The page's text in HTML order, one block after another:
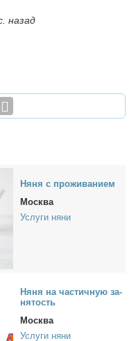
назад
Ня­ня с про­жи­ва­ни­ем
Москва
Услуги няни
Ня­ня на ча­стич­ную за­
ня­тость
Москва
Услуги няни